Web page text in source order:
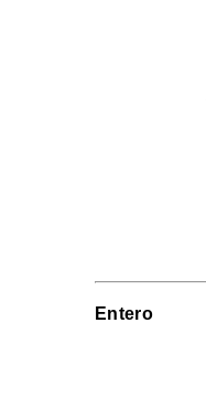
Entero